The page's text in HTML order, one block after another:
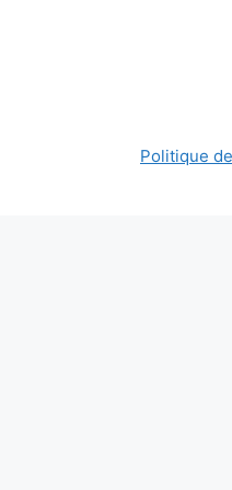
Politique